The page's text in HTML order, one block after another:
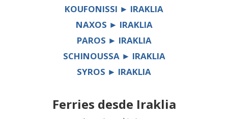
KOUFONISSI ► IRAKLIA
NAXOS ► IRAKLIA
PAROS ► IRAKLIA
SCHINOUSSA ► IRAKLIA
SYROS ► IRAKLIA
Ferries desde Iraklia